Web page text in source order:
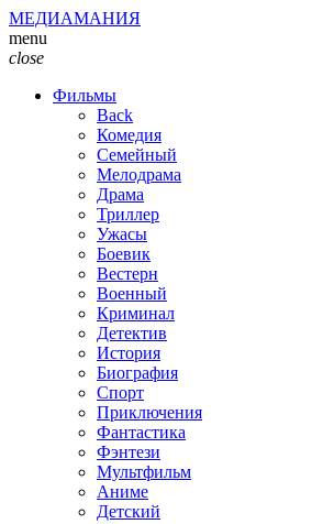
МЕДИАМАНИЯ
menu
close
Фильмы
Back
Комедия
Семейный
Мелодрама
Драма
Триллер
Ужасы
Боевик
Вестерн
Военный
Криминал
Детектив
История
Биография
Спорт
Приключения
Фантастика
Фэнтези
Мультфильм
Аниме
Детский